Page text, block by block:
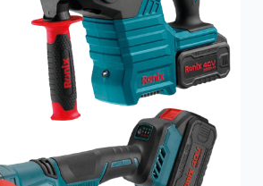
VISIÓNFERRETERA